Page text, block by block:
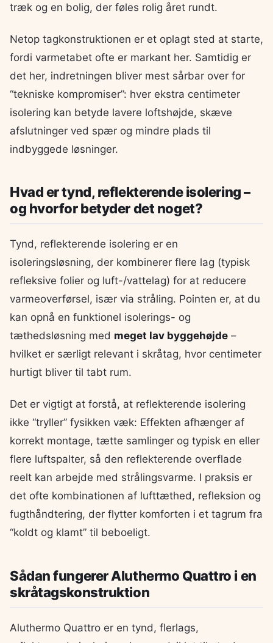
træk og en bolig, der føles rolig året rundt.
Netop tagkonstruktionen er et oplagt sted at starte,
fordi varmetabet ofte er markant her. Samtidig er
det her, indretningen bliver mest sårbar over for
“tekniske kompromiser”: hver ekstra centimeter
isolering kan betyde lavere loftshøjde, skæve
afslutninger ved spær og mindre plads til
indbyggede løsninger.
Hvad er tynd, reflekterende isolering –
og hvorfor betyder det noget?
Tynd, reflekterende isolering er en
isoleringsløsning, der kombinerer flere lag (typisk
refleksive folier og luft-/vattelag) for at reducere
varmeoverførsel, især via stråling. Pointen er, at du
kan opnå en funktionel isolerings- og
tæthedsløsning med meget lav byggehøjde –
hvilket er særligt relevant i skråtag, hvor centimeter
hurtigt bliver til tabt rum.
Det er vigtigt at forstå, at reflekterende isolering
ikke “tryller” fysikken væk: Effekten afhænger af
korrekt montage, tætte samlinger og typisk en eller
flere luftspalter, så den reflekterende overflade
reelt kan arbejde med strålingsvarme. I praksis er
det ofte kombinationen af lufttæthed, refleksion og
fugthåndtering, der flytter komforten i et tagrum fra
“koldt og klamt” til beboeligt.
Sådan fungerer Aluthermo Quattro i en
skråtagskonstruktion
Aluthermo Quattro er en tynd, flerlags,